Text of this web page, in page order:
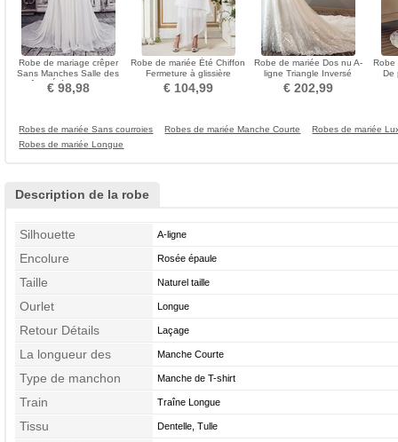
Robe de mariage crêper
Sans Manches Salle des
fêtes Été Milieu dos
€ 98,98
Robe de mariée Été Chiffon
Fermeture à glissière
Petites Tailles
€ 104,99
Robe de mariée Dos nu A-
ligne Triangle Inversé
Mancheron Perler
€ 202,99
Robe
De
Robes de mariée Sans courroies Robes de mariée Manche Courte
Robes de mariée
Robes de mariée Longue
Description de la robe
Silhouette A-ligne
Encolure Rosée épaule
Taille Naturel taille
Ourlet Longue
Retour Détails Laçage
La longueur des
manches
Manche Courte
Type de manchon Manche de T-shirt
Train Traîne Longue
Tissu Dentelle, Tulle